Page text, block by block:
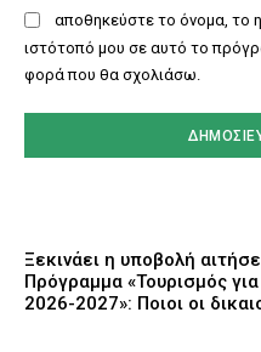
αποθηκεύστε το όνομα, το
ιστότοπό μου σε αυτό το
φορά που θα σχολιάσω.
Ξεκινάει η υποβολή
Πρόγραμμα «Τουρισμός
2026-2027»: Ποιοι οι